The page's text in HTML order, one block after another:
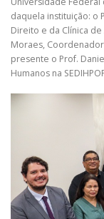
daquela instituição: o
Direito e da Clínica de
Moraes,
presente o Prof.
Humanos na